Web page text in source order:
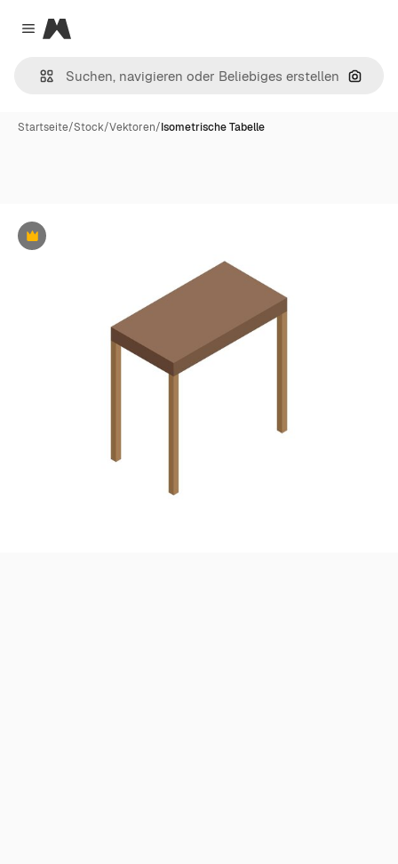
Close menu
Magnific
Nach
Startseite/Stock/Vektoren/Isometrische Tabelle
Premium